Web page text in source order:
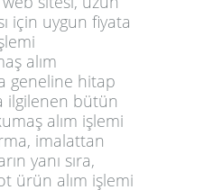
için uygun fiyata
alım
geneline hitap
ilgilenen bütün
alım işlemi
imalattan
yanı sıra,
ürün alım işlemi